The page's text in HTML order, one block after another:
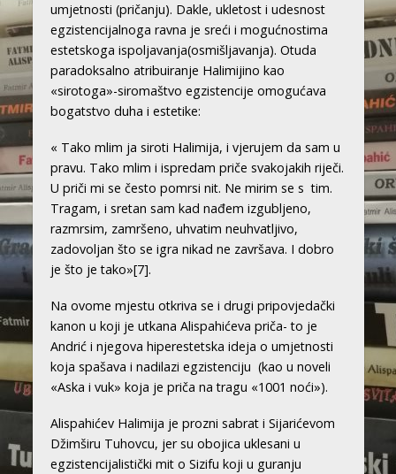
umjetnosti (pričanju). Dakle, ukletost i udesnost
egzistencijalnoga ravna je sreći i mogućnostima
estetskoga ispoljavanja(osmišljavanja). Otuda
paradoksalno atribuiranje Halimijino kao
«sirotoga»-siromaštvo egzistencije omogućava
bogatstvo duha i estetike:
« Tako mlim ja siroti Halimija, i vjerujem da sam u
pravu. Tako mlim i ispredam priče svakojakih riječi.
U priči mi se često pomrsi nit. Ne mirim se s tim.
Tragam, i sretan sam kad nađem izgubljeno,
razmrsim, zamršeno, uhvatim neuhvatljivo,
zadovoljan što se igra nikad ne završava. I dobro
je što je tako»[7].
Na ovome mjestu otkriva se i drugi pripovjedački
kanon u koji je utkana Alispahićeva priča- to je
Andrić i njegova hiperestetska ideja o umjetnosti
koja spašava i nadilazi egzistenciju (kao u noveli
«Aska i vuk» koja je priča na tragu «1001 noći»).
Alispahićev Halimija je prozni sabrat i Sijarićevom
Džimširu Tuhovcu, jer su obojica uklesani u
egzistencijalistički mit o Sizifu koji u guranju